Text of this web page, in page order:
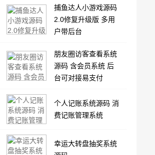
捕鱼达人小游戏源码
2.0修复升级版 多用
户带后台
朋友圈访客查看系统
源码 含会员系统 后
台可对接易支付
个人记账系统源码 消
费记账管理系统
幸运大转盘抽奖系统